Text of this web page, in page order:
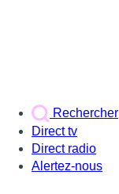
Rechercher
Direct tv
Direct radio
Alertez-nous